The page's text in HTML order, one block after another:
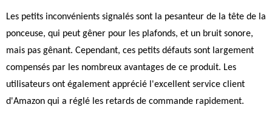
Les petits inconvénients signalés sont la pesanteur de la tête de la
ponceuse, qui peut gêner pour les plafonds, et un bruit sonore,
mais pas gênant. Cependant, ces petits défauts sont largement
compensés par les nombreux avantages de ce produit. Les
utilisateurs ont également apprécié l'excellent service client
d'Amazon qui a réglé les retards de commande rapidement.